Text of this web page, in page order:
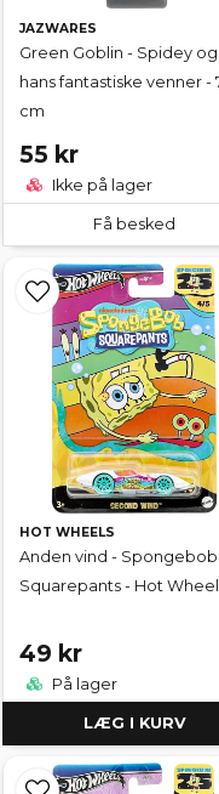
JAZWARES
Green Goblin - Spidey og
hans fantastiske venner -
cm
55 kr
Ikke på lager
Få besked
HOT WHEELS
Anden vind - Spongebob
Squarepants - Hot
49 kr
På lager
LÆG I KURV